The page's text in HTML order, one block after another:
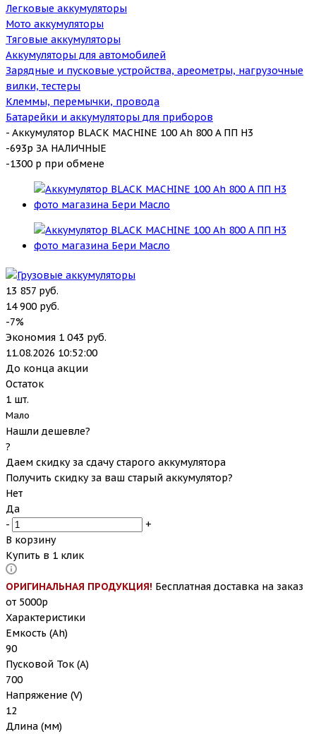
Легковые аккумуляторы
Мото аккумуляторы
Тяговые аккумуляторы
Аккумуляторы для автомобилей
Зарядные и пусковые устройства, ареометры, нагрузочные
вилки, тестеры
Клеммы, перемычки, провода
Батарейки и аккумуляторы для приборов
- Аккумулятор BLACK MACHINE 100 Ah 800 A ПП H3
-693р ЗА НАЛИЧНЫЕ
-1300 р при обмене
13 857 руб.
14 900 руб.
-7%
Экономия 1 043 руб.
11.08.2026 10:52:00
До конца акции
Остаток
1 шт.
Мало
Нашли дешевле?
?
Даем скидку за сдачу старого аккумулятора
Получить скидку за ваш старый аккумулятор?
Нет
Да
-
+
В корзину
Купить в 1 клик
ОРИГИНАЛЬНАЯ ПРОДУКЦИЯ! Бесплатная доставка на заказ
от 5000р
Характеристики
Емкость (Ah)
90
Пусковой Ток (A)
700
Напряжение (V)
12
Длина (мм)